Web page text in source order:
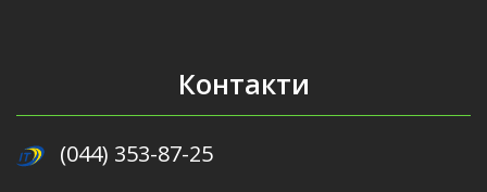
Контакти
(044) 353-87-25